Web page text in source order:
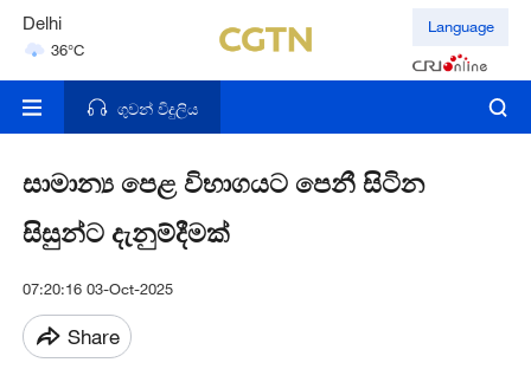
Delhi
36°C
Hyderabad
Language
ගුවන් විදුලිය
සාමාන්‍ය පෙළ විභාගයට පෙනී සිටින
සිසුන්ට දැනුම්දීමක්
07:20:16 03-Oct-2025
Share